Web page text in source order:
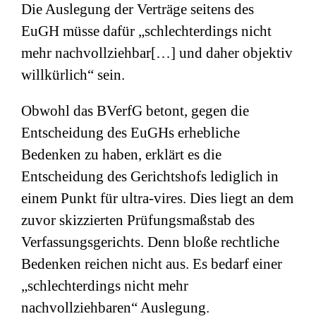
Die Auslegung der Verträge seitens des
EuGH müsse dafür „schlechterdings nicht
mehr nachvollziehbar[…] und daher objektiv
willkürlich“ sein.
Obwohl das BVerfG betont, gegen die
Entscheidung des EuGHs erhebliche
Bedenken zu haben, erklärt es die
Entscheidung des Gerichtshofs lediglich in
einem Punkt für ultra-vires. Dies liegt an dem
zuvor skizzierten Prüfungsmaßstab des
Verfassungsgerichts. Denn bloße rechtliche
Bedenken reichen nicht aus. Es bedarf einer
„schlechterdings nicht mehr
nachvollziehbaren“ Auslegung.